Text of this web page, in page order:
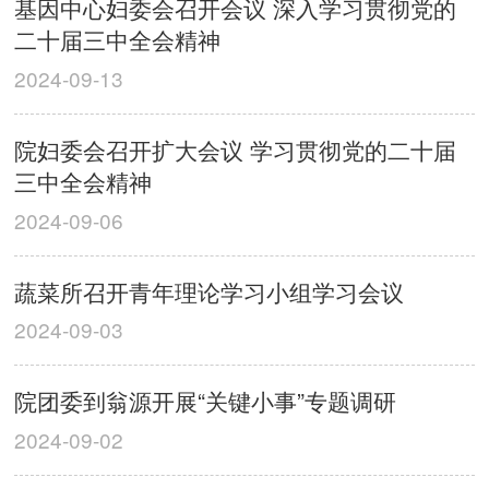
基因中心妇委会召开会议 深入学习贯彻党的
二十届三中全会精神
2024-09-13
院妇委会召开扩大会议 学习贯彻党的二十届
三中全会精神
2024-09-06
蔬菜所召开青年理论学习小组学习会议
2024-09-03
院团委到翁源开展“关键小事”专题调研
2024-09-02